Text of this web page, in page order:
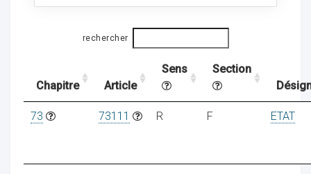
rechercher
Chapitre Article
Sens
Section
73 73111 R F ETAT